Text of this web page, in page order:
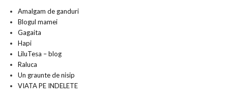
Amalgam de ganduri
Blogul mamei
Gagaita
Hapi
LiluTesa – blog
Raluca
Un graunte de nisip
VIATA PE INDELETE